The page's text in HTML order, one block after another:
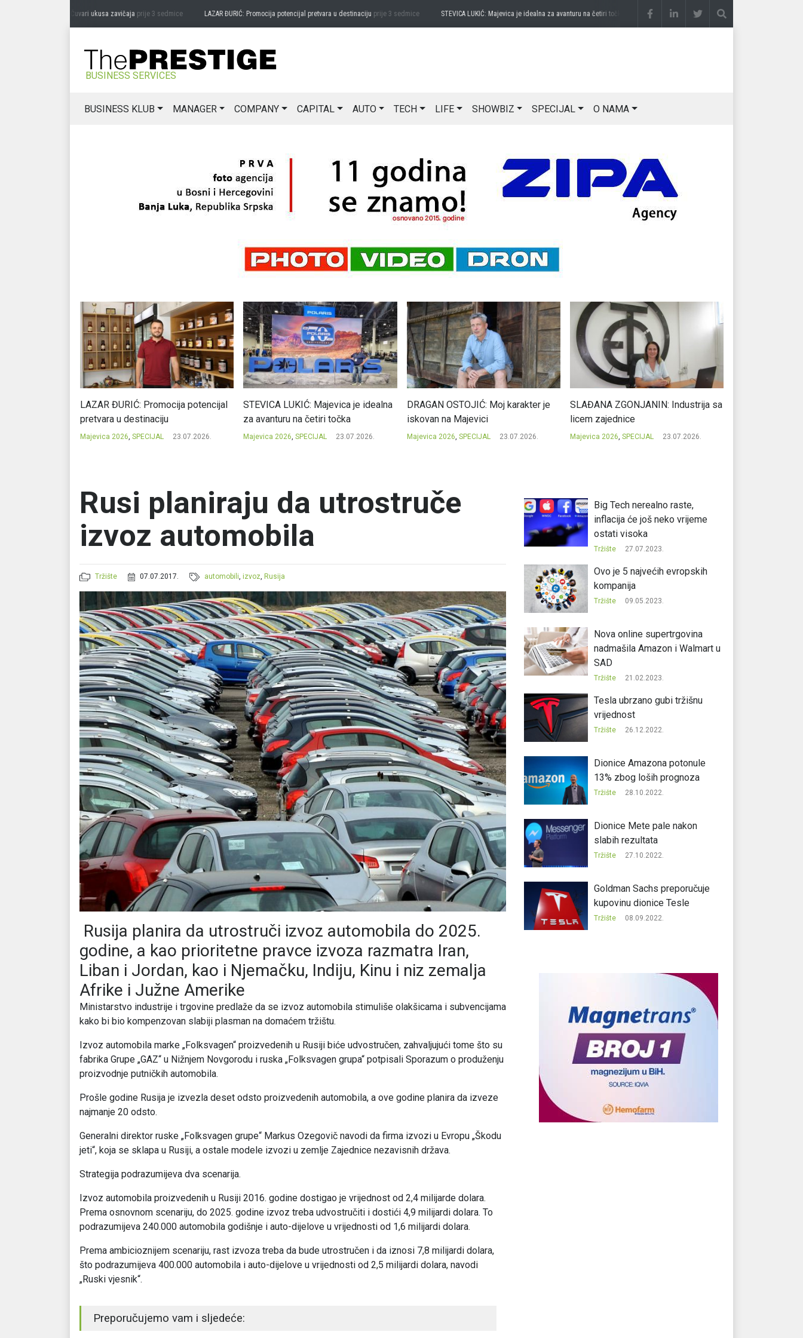
MIĆANOVIĆ: Čuvari ukusa zavičajaprije 3 sedmice LAZAR ĐURIĆ: Promocija potencijal pretvara u destinacijuprije 3 sedmice STEVICA LUKIĆ: Majevica je idealna za avanturu na četiri točkaprije 3 sedmice DRAGAN OSTOJIĆ: Moj karakter je
BUSINESS SERVICES
BUSINESS KLUB MANAGER COMPANY CAPITAL AUTO TECH LIFE SHOWBIZ SPECIJAL O NAMA
LAZAR ĐURIĆ: Promocija potencijal
pretvara u destinaciju
Majevica 2026, SPECIJAL 23.07.2026.
STEVICA LUKIĆ: Majevica je idealna
za avanturu na četiri točka
Majevica 2026, SPECIJAL 23.07.2026.
DRAGAN OSTOJIĆ: Moj karakter je
iskovan na Majevici
Majevica 2026, SPECIJAL 23.07.2026.
SLAĐANA ZGONJANIN: Industrija sa
licem zajednice
Majevica 2026, SPECIJAL 23.07.2026.
Rusi planiraju da utrostruče
izvoz automobila
Tržište 07.07.2017. automobili,izvoz, Rusija
Rusija planira da utrostruči izvoz automobila do 2025.
godine, a kao prioritetne pravce izvoza razmatra Iran,
Liban i Jordan, kao i Njemačku, Indiju, Kinu i niz zemalja
Afrike i Južne Amerike
Ministarstvo industrije i trgovine predlaže da se izvoz automobila stimuliše olakšicama i subvencijama
kako bi bio kompenzovan slabiji plasman na domaćem tržištu.
Izvoz automobila marke „Folksvagen“ proizvedenih u Rusiji biće udvostručen, zahvaljujući tome što su
fabrika Grupe „GAZ“ u Nižnjem Novgorodu i ruska „Folksvagen grupa“ potpisali Sporazum o produženju
proizvodnje putničkih automobila.
Prošle godine Rusija je izvezla deset odsto proizvedenih automobila, a ove godine planira da izveze
najmanje 20 odsto.
Generalni direktor ruske „Folksvagen grupe“ Markus Ozegovič navodi da firma izvozi u Evropu „Škodu
jeti“, koja se sklapa u Rusiji, a ostale modele izvozi u zemlje Zajednice nezavisnih država.
Strategija podrazumijeva dva scenarija.
Izvoz automobila proizvedenih u Rusiji 2016. godine dostigao je vrijednost od 2,4 milijarde dolara.
Prema osnovnom scenariju, do 2025. godine izvoz treba udvostručiti i dostići 4,9 milijardi dolara. To
podrazumijeva 240.000 automobila godišnje i auto-dijelove u vrijednosti od 1,6 milijardi dolara.
Prema ambicioznijem scenariju, rast izvoza treba da bude utrostručen i da iznosi 7,8 milijardi dolara,
što podrazumijeva 400.000 automobila i auto-dijelove u vrijednosti od 2,5 milijardi dolara, navodi
„Ruski vjesnik“.
Preporučujemo vam i sljedeće:
Big Tech nerealno raste,
inflacija će još neko vrijeme
ostati visoka
Tržište 27.07.2023.
Ovo je 5 najvećih evropskih
kompanija
Tržište 09.05.2023.
Nova online supertrgovina
nadmašila Amazon i Walmart u
SAD
Tržište 21.02.2023.
Tesla ubrzano gubi tržišnu
vrijednost
Tržište 26.12.2022.
Dionice Amazona potonule
13% zbog loših prognoza
Tržište 28.10.2022.
Dionice Mete pale nakon
slabih rezultata
Tržište 27.10.2022.
Goldman Sachs preporučuje
kupovinu dionice Tesle
Tržište 08.09.2022.